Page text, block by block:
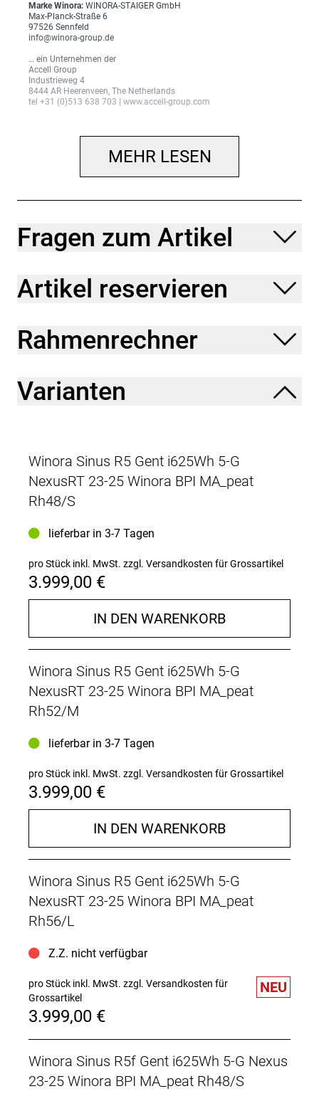
Marke Winora: WINORA-STAIGER GmbH
Max-Planck-Straße 6
97526 Sennfeld
info@winora-group.de
… ein Unternehmen der
Accell Group
Industrieweg 4
8444 AR Heerenveen, The Netherlands
tel +31 (0)513 638 703 | www.accell-group.com
MEHR LESEN
Fragen zum Artikel
Artikel reservieren
Rahmenrechner
Varianten
Winora Sinus R5 Gent i625Wh 5-G
NexusRT 23-25 Winora BPI MA_peat
Rh48/S
lieferbar in 3-7 Tagen
pro Stück inkl. MwSt. zzgl. Versandkosten für Grossartikel
3.999,00 €
IN DEN WARENKORB
Winora Sinus R5 Gent i625Wh 5-G
NexusRT 23-25 Winora BPI MA_peat
Rh52/M
lieferbar in 3-7 Tagen
pro Stück inkl. MwSt. zzgl. Versandkosten für Grossartikel
3.999,00 €
IN DEN WARENKORB
Winora Sinus R5 Gent i625Wh 5-G
NexusRT 23-25 Winora BPI MA_peat
Rh56/L
Z.Z. nicht verfügbar
pro Stück inkl. MwSt. zzgl. Versandkosten für
Grossartikel
3.999,00 €
NEU
Winora Sinus R5f Gent i625Wh 5-G Nexus
23-25 Winora BPI MA_peat Rh48/S